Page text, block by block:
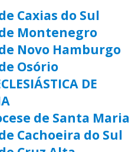
Caxias do Sul
Montenegro
Novo Hamburgo
Osório
DE
de Santa Maria
Cachoeira do Sul